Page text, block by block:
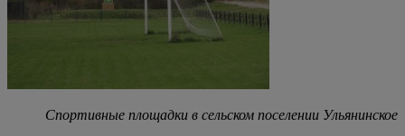
Спортивные площадки в сельском поселении Ульянинское